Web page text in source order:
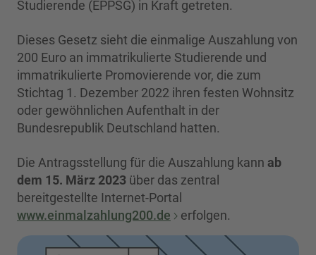
Studierende (EPPSG) in Kraft getreten.
Dieses Gesetz sieht die einmalige Auszahlung von
200 Euro an immatrikulierte Studierende und
immatrikulierte Promovierende vor, die zum
Stichtag 1. Dezember 2022 ihren festen Wohnsitz
oder gewöhnlichen Aufenthalt in der
Bundesrepublik Deutschland hatten.
Die Antragsstellung für die Auszahlung kann ab
dem 15. März 2023 über das zentral
bereitgestellte Internet-Portal
www.einmalzahlung200.de
erfolgen.